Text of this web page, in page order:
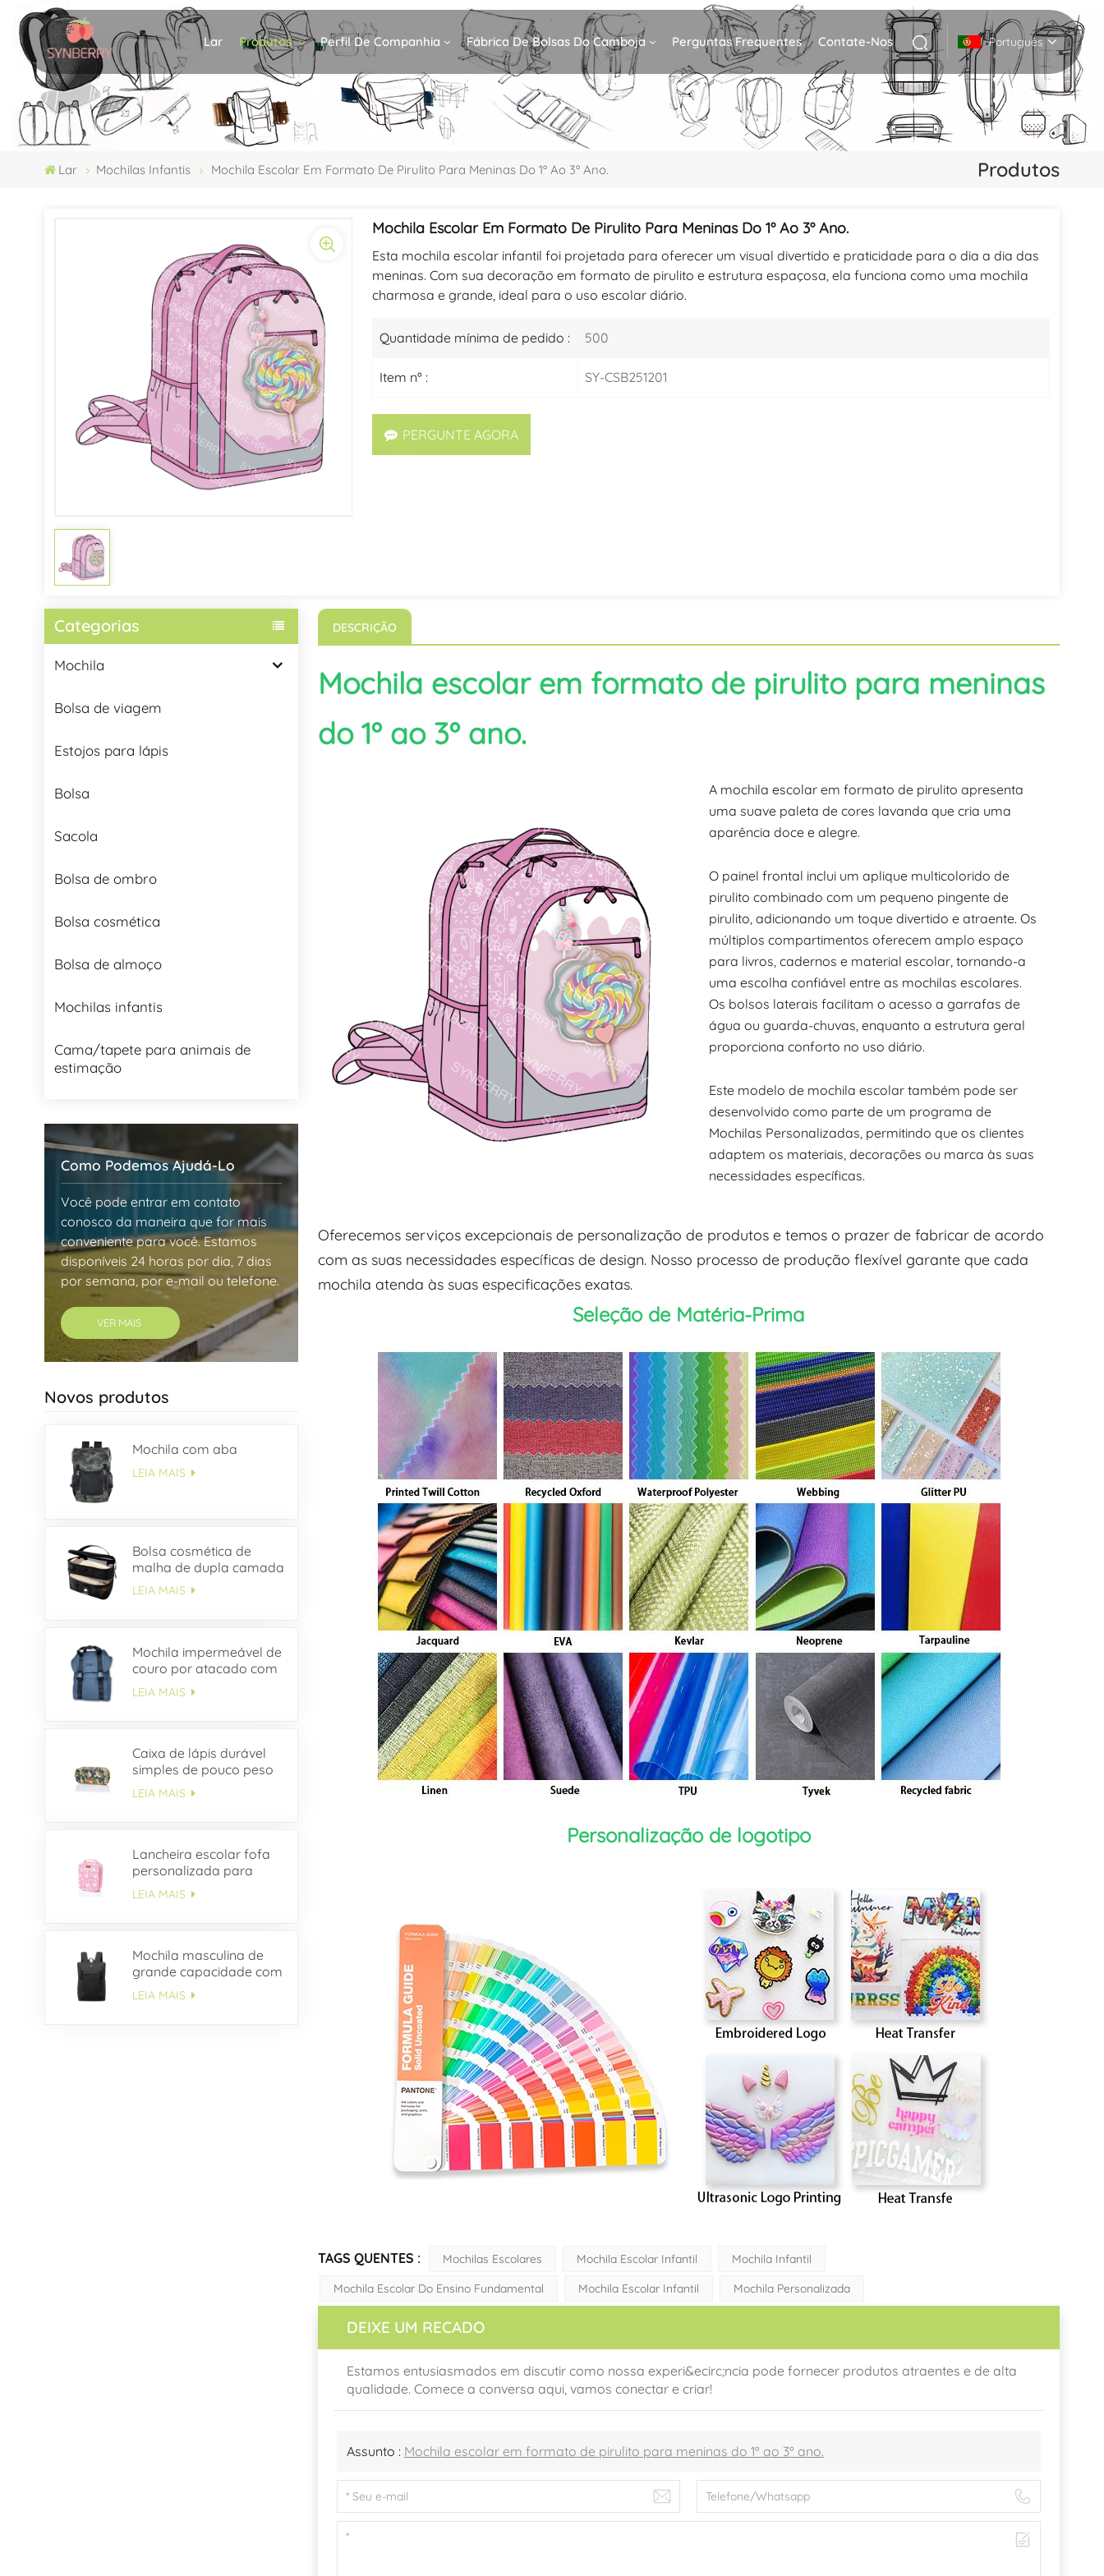
Lar Produtos Perfil De Companhia Fábrica De Bolsas Do Camboja Perguntas Frequentes Contate-Nos Português
English
Italiano
Español
Lar Mochilas Infantis Mochila Escolar Em Formato De Pirulito Para Meninas Do 1º Ao 3º Ano. Produtos
Mochila Escolar Em Formato De Pirulito Para Meninas Do 1º Ao 3º Ano.
Esta mochila escolar infantil foi projetada para oferecer um visual divertido e praticidade para o dia a dia das
meninas. Com sua decoração em formato de pirulito e estrutura espaçosa, ela funciona como uma mochila
charmosa e grande, ideal para o uso escolar diário.
Quantidade mínima de pedido : 500
Item nº : SY-CSB251201
PERGUNTE AGORA
Categorias
Mochila
Bolsa de viagem
Estojos para lápis
Bolsa
Sacola
Bolsa de ombro
Bolsa cosmética
Bolsa de almoço
Mochilas infantis
Cama/tapete para animais de
estimação
Como Podemos Ajudá-Lo
Você pode entrar em contato
conosco da maneira que for mais
conveniente para você. Estamos
disponíveis 24 horas por dia, 7 dias
por semana, por e-mail ou telefone.
VER MAIS
Novos produtos
Mochila com aba
LEIA MAIS
Bolsa cosmética de
malha de dupla camada
LEIA MAIS
Mochila impermeável de
couro por atacado com
aba de fivela
LEIA MAIS
Caixa de lápis durável
simples de pouco peso
da lona do estudante do
ODM
LEIA MAIS
Lancheira escolar fofa
personalizada para
crianças
LEIA MAIS
Mochila masculina de
grande capacidade com
vários bolsos OEM
LEIA MAIS
DESCRIÇÃO
Mochila escolar em formato de pirulito para meninas
do 1º ao 3º ano.
A mochila escolar em formato de pirulito apresenta
uma suave paleta de cores lavanda que cria uma
aparência doce e alegre.
O painel frontal inclui um aplique multicolorido de
pirulito combinado com um pequeno pingente de
pirulito, adicionando um toque divertido e atraente. Os
múltiplos compartimentos oferecem amplo espaço
para livros, cadernos e material escolar, tornando-a
uma escolha confiável entre as mochilas escolares.
Os bolsos laterais facilitam o acesso a garrafas de
água ou guarda-chuvas, enquanto a estrutura geral
proporciona conforto no uso diário.
Este modelo de mochila escolar também pode ser
desenvolvido como parte de um programa de
Mochilas Personalizadas, permitindo que os clientes
adaptem os materiais, decorações ou marca às suas
necessidades específicas.
Oferecemos serviços excepcionais de personalização de produtos e temos o prazer de fabricar de acordo
com as suas necessidades específicas de design. Nosso processo de produção flexível garante que cada
mochila atenda às suas especificações exatas.
Seleção de Matéria-Prima
Personalização de logotipo
TAGS QUENTES : Mochilas Escolares Mochila Escolar Infantil
Mochila Infantil
Mochila Escolar Do Ensino Fundamental
Mochila Escolar Infantil Mochila Personalizada
DEIXE UM RECADO
Estamos entusiasmados em discutir como nossa experi&ecirc;ncia pode fornecer produtos atraentes e de alta
qualidade. Comece a conversa aqui, vamos conectar e criar!
Assunto : Mochila escolar em formato de pirulito para meninas do 1º ao 3º ano.